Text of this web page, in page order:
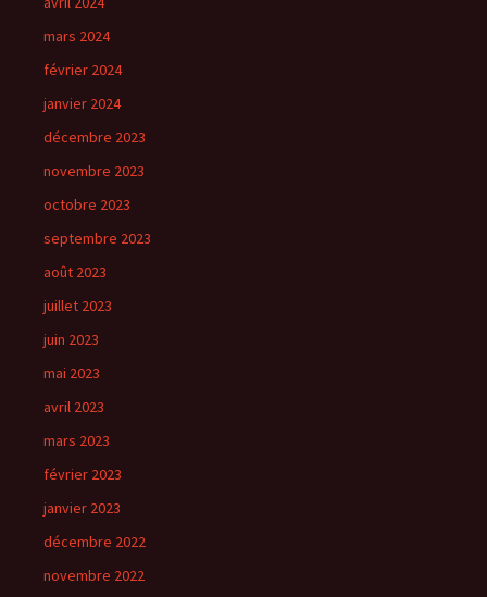
mars 2024
février 2024
janvier 2024
décembre 2023
novembre 2023
octobre 2023
septembre 2023
août 2023
juillet 2023
juin 2023
mai 2023
avril 2023
mars 2023
février 2023
janvier 2023
décembre 2022
novembre 2022